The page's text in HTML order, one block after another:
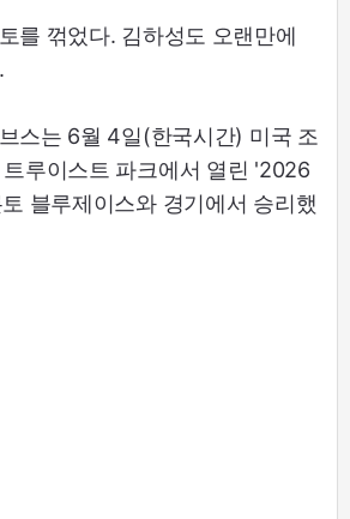
를 꺾었다. 김하성도 오랜만에
스는 6월 4일(한국시간) 미국 조
루이스트 파크에서 열린 '2026
블루제이스와 경기에서 승리했